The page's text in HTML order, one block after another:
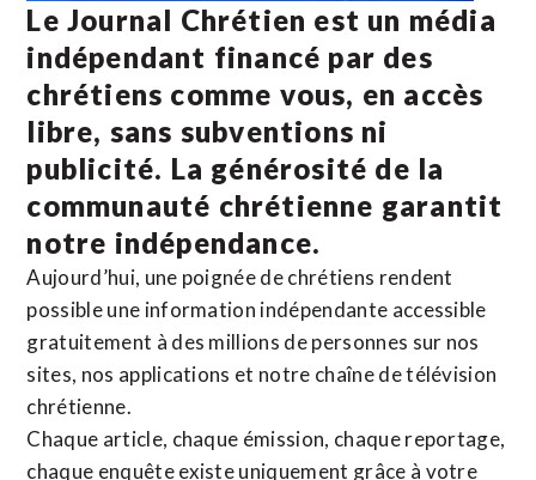
Le Journal Chrétien est un média
indépendant financé par des
chrétiens comme vous, en accès
libre, sans subventions ni
publicité. La générosité de la
communauté chrétienne garantit
notre indépendance.
Aujourd’hui, une poignée de chrétiens rendent
possible une information indépendante accessible
gratuitement à des millions de personnes sur nos
sites, nos applications et notre chaîne de télévision
chrétienne.
Chaque article, chaque émission, chaque reportage,
chaque enquête existe uniquement grâce à votre